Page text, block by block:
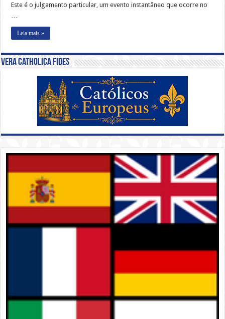
Este é o julgamento particular, um evento instantâneo que ocorre no
Leia mais »
Vera Catholica Fides